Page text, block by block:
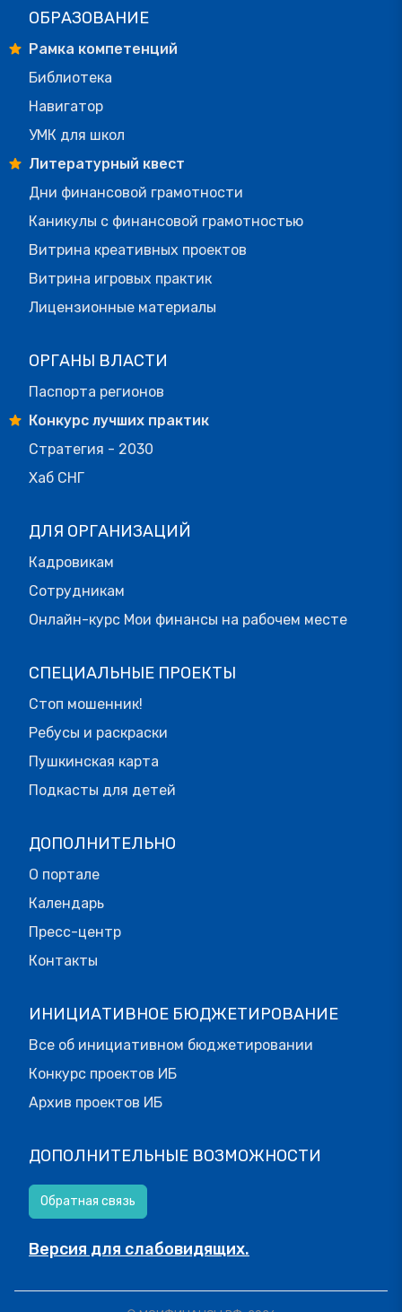
ОБРАЗОВАНИЕ
Рамка компетенций
Библиотека
Навигатор
УМК для школ
Литературный квест
Дни финансовой грамотности
Каникулы с финансовой грамотностью
Витрина креативных проектов
Витрина игровых практик
Лицензионные материалы
ОРГАНЫ ВЛАСТИ
Паспорта регионов
Конкурс лучших практик
Стратегия - 2030
Хаб СНГ
ДЛЯ ОРГАНИЗАЦИЙ
Кадровикам
Сотрудникам
Онлайн-курс Мои финансы на рабочем месте
СПЕЦИАЛЬНЫЕ ПРОЕКТЫ
Стоп мошенник!
Ребусы и раскраски
Пушкинская карта
Подкасты для детей
ДОПОЛНИТЕЛЬНО
О портале
Календарь
Пресс-центр
Контакты
ИНИЦИАТИВНОЕ БЮДЖЕТИРОВАНИЕ
Все об инициативном бюджетировании
Конкурс проектов ИБ
Архив проектов ИБ
ДОПОЛНИТЕЛЬНЫЕ ВОЗМОЖНОСТИ
Обратная связь
Версия для слабовидящих.